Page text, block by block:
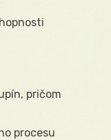
pričom
procesu